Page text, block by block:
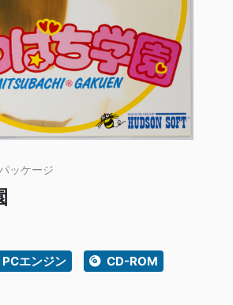
ッケージ
PCエンジン CD-ROM